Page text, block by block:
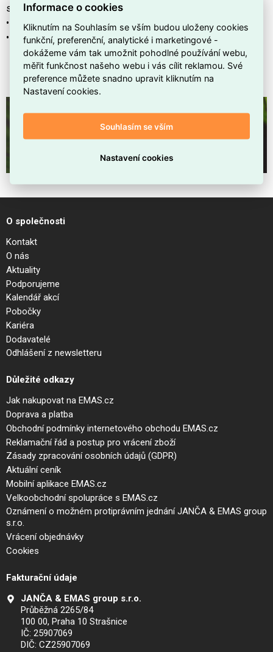
spínače, rámečku s držákem na mobil apod.
• Možnost montáže na povrch až 5ti přístrojů vedle sebe
• Skvělá cena
>>> CHCI VIDĚT NOVOU ŘADU SEDNA
DESIGN/ELEMENTS NA WWW.EMAS.CZ <<<
O společnosti
Kontakt
O nás
Aktuality
Podporujeme
Kalendář akcí
Pobočky
Kariéra
Dodavatelé
Odhlášení z newsletteru
Důležité odkazy
Jak nakupovat na EMAS.cz
Doprava a platba
Obchodní podmínky internetového obchodu EMAS.cz
Reklamační řád a postup pro vrácení zboží
Zásady zpracování osobních údajů (GDPR)
Aktuální ceník
Mobilní aplikace EMAS.cz
Velkoobchodní spolupráce s EMAS.cz
Oznámení o možném protiprávním jednání JANČA & EMAS group
s.r.o.
Vrácení objednávky
Cookies
Fakturační údaje
JANČA & EMAS group s.r.o.
Průběžná 2265/84
100 00, Praha 10 Strašnice
IČ: 25907069
DIČ: CZ25907069
Informace o cookies
Kliknutím na Souhlasím se vším budou uloženy cookies
funkční, preferenční, analytické i marketingové -
dokážeme vám tak umožnit pohodlné používání webu,
měřit funkčnost našeho webu i vás cílit reklamou. Své
preference můžete snadno upravit kliknutím na
Nastavení cookies.
Souhlasím se vším
Nastavení cookies